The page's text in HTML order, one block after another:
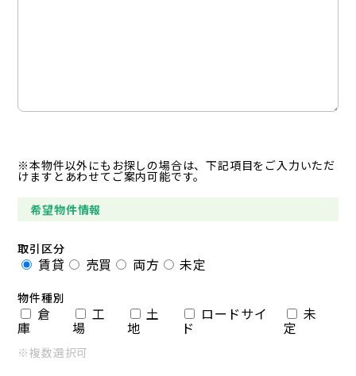
※本物件以外にもお探しの場合は、下記項目をご入力いただ
けますとあわせてご案内可能です。
希望物件情報
取引区分
賃貸 売買 両方 未定
物件種別
倉
庫
工
場
土
地
ロードサイ
ド
未
定
※複数選択可